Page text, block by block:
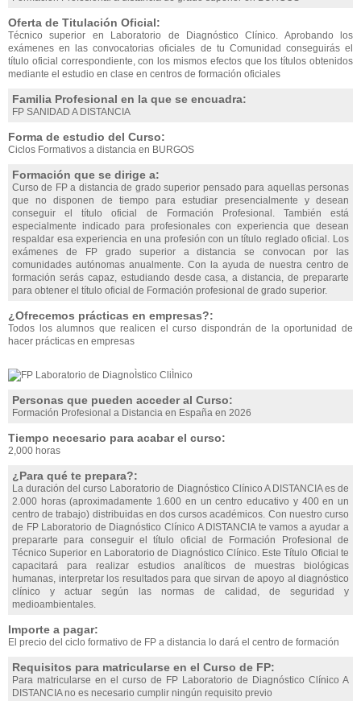
Oferta de Titulación Oficial:
Técnico superior en Laboratorio de Diagnóstico Clínico. Aprobando los
exámenes en las convocatorias oficiales de tu Comunidad conseguirás el
título oficial correspondiente, con los mismos efectos que los títulos obtenidos
mediante el estudio en clase en centros de formación oficiales
Familia Profesional en la que se encuadra:
FP SANIDAD A DISTANCIA
Forma de estudio del Curso:
Ciclos Formativos a distancia en BURGOS
Formación que se dirige a:
Curso de FP a distancia de grado superior pensado para aquellas personas
que no disponen de tiempo para estudiar presencialmente y desean
conseguir el título oficial de Formación Profesional. También está
especialmente indicado para profesionales con experiencia que desean
respaldar esa experiencia en una profesión con un título reglado oficial. Los
exámenes de FP grado superior a distancia se convocan por las
comunidades autónomas anualmente. Con la ayuda de nuestra centro de
formación serás capaz, estudiando desde casa, a distancia, de prepararte
para obtener el título oficial de Formación profesional de grado superior.
¿Ofrecemos prácticas en empresas?:
Todos los alumnos que realicen el curso dispondrán de la oportunidad de
hacer prácticas en empresas
Personas que pueden acceder al Curso:
Formación Profesional a Distancia en España en 2026
Tiempo necesario para acabar el curso:
2,000 horas
¿Para qué te prepara?:
La duración del curso Laboratorio de Diagnóstico Clínico A DISTANCIA es de
2.000 horas (aproximadamente 1.600 en un centro educativo y 400 en un
centro de trabajo) distribuidas en dos cursos académicos. Con nuestro curso
de FP Laboratorio de Diagnóstico Clínico A DISTANCIA te vamos a ayudar a
prepararte para conseguir el título oficial de Formación Profesional de
Técnico Superior en Laboratorio de Diagnóstico Clínico. Este Título Oficial te
capacitará para realizar estudios analíticos de muestras biológicas
humanas, interpretar los resultados para que sirvan de apoyo al diagnóstico
clínico y actuar según las normas de calidad, de seguridad y
medioambientales.
Importe a pagar:
El precio del ciclo formativo de FP a distancia lo dará el centro de formación
Requisitos para matricularse en el Curso de FP:
Para matricularse en el curso de FP Laboratorio de Diagnóstico Clínico A
DISTANCIA no es necesario cumplir ningún requisito previo